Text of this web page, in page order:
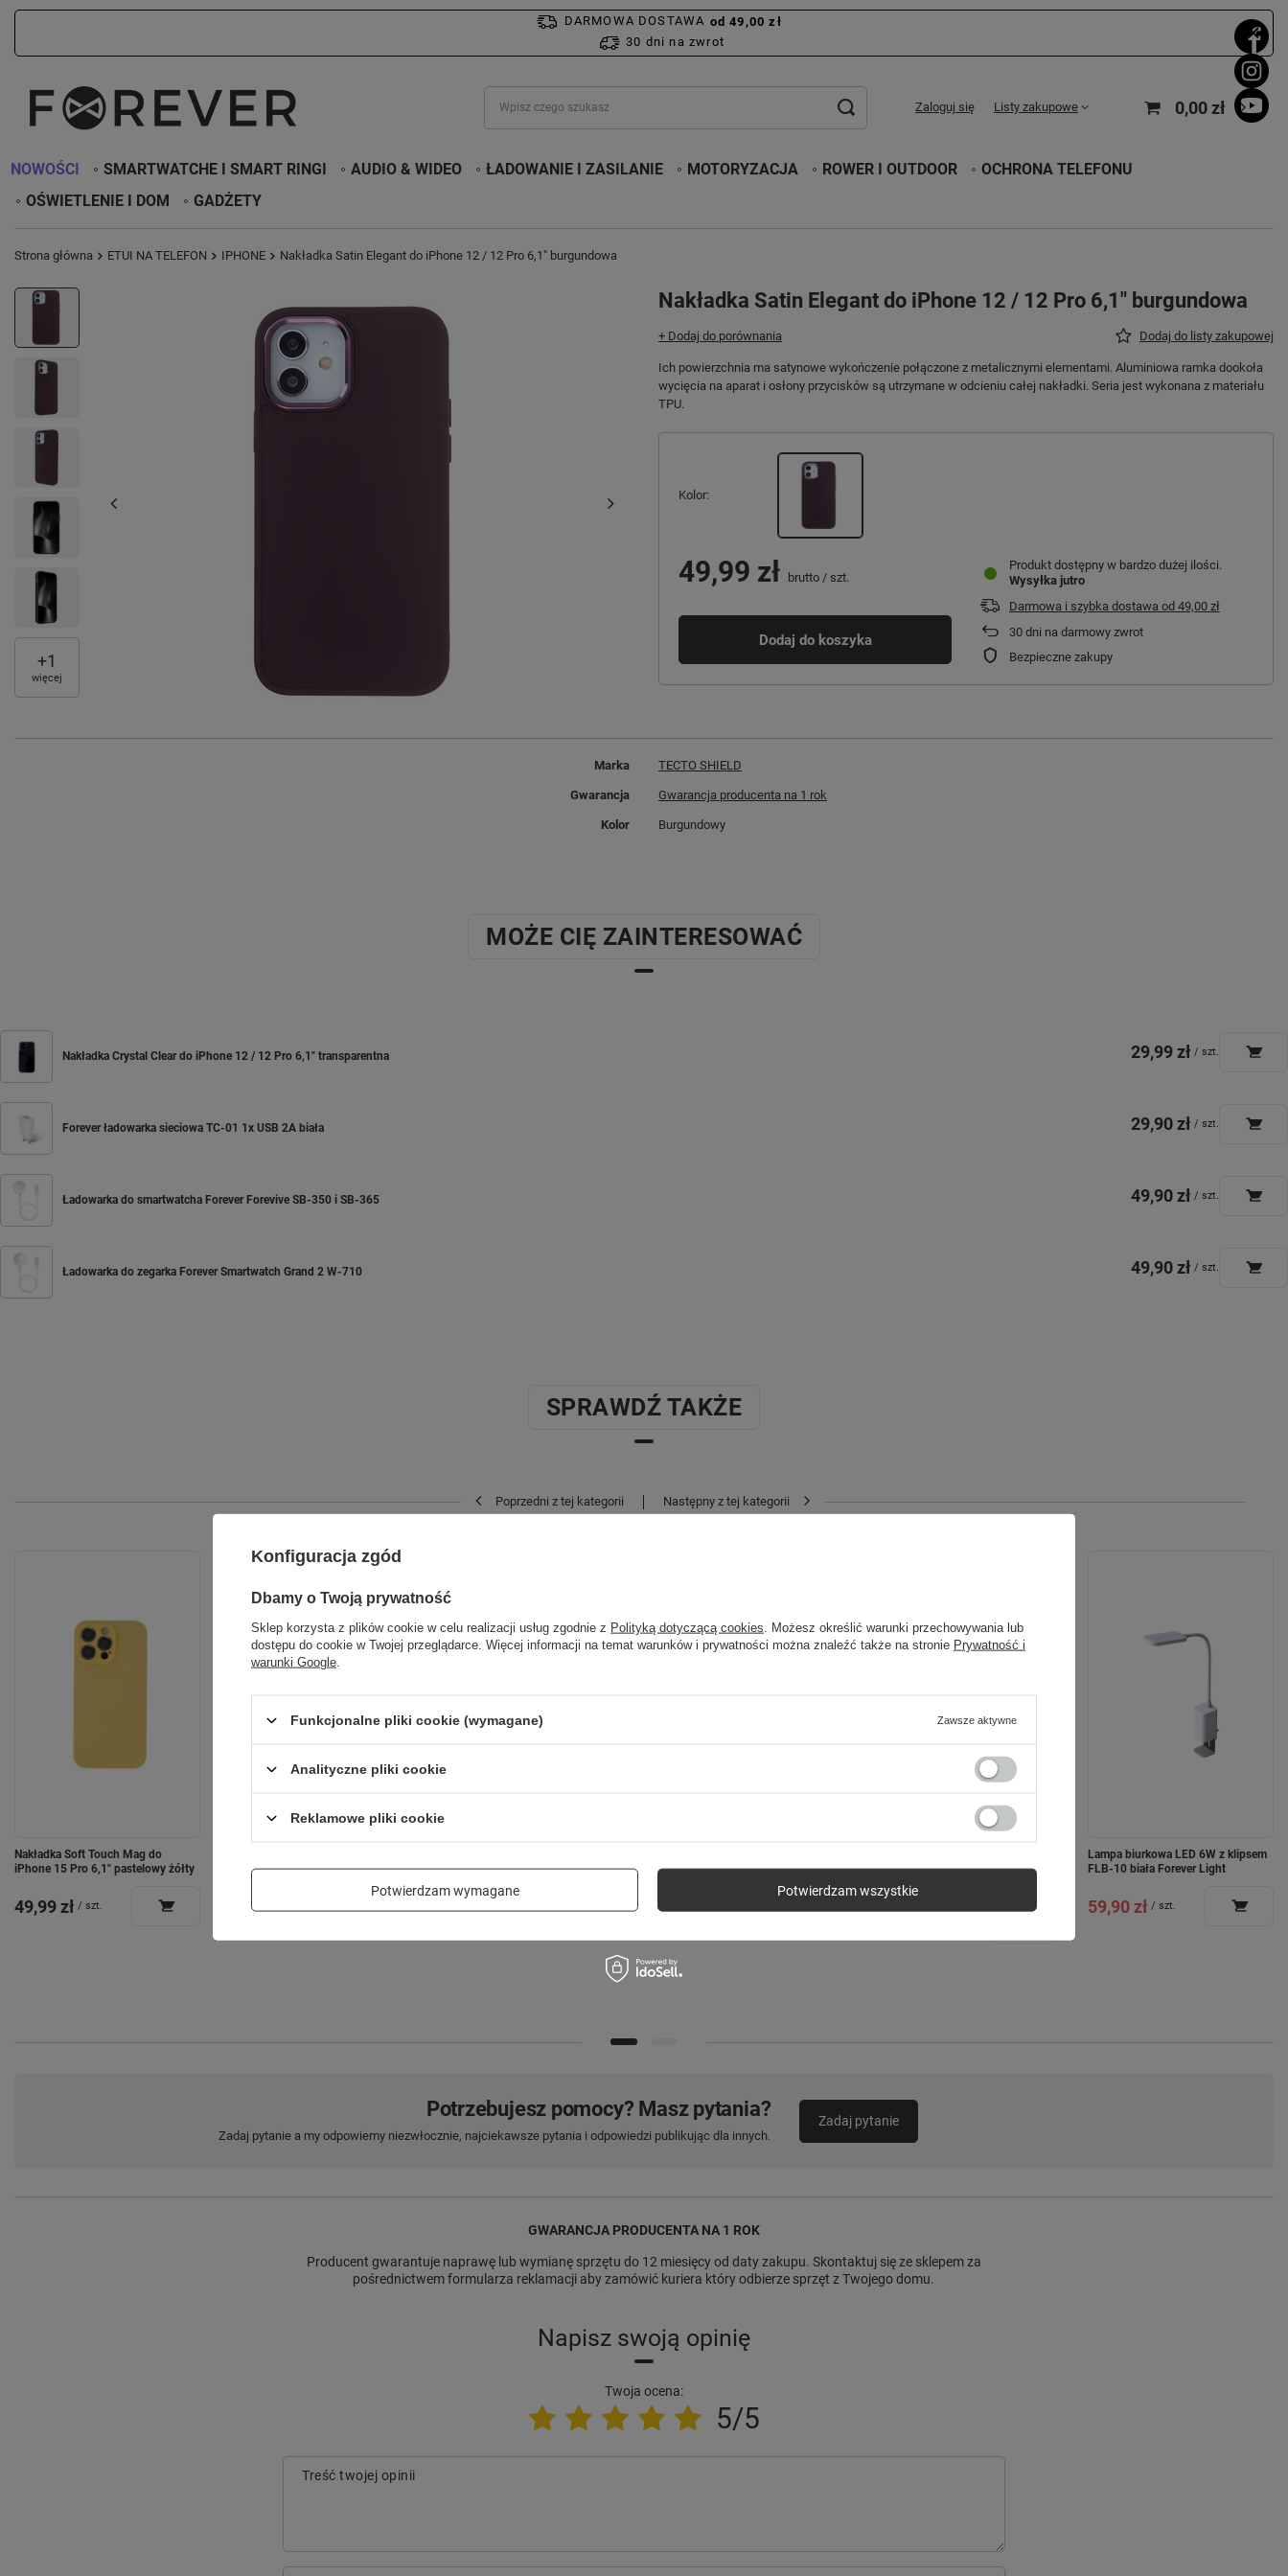
DARMOWA DOSTAWA od 49,00 zł
30 dni na zwrot
Zaloguj się Listy zakupowe 0,00 zł
NOWOŚCI SMARTWATCHE I SMART RINGI AUDIO & WIDEO ŁADOWANIE I ZASILANIE MOTORYZACJA ROWER I OUTDOOR
OCHRONA TELEFONU
OŚWIETLENIE I DOM
GADŻETY
Strona główna ETUI NA TELEFON IPHONE Nakładka Satin Elegant do iPhone 12 / 12 Pro 6,1" burgundowa
+1
więcej
Nakładka Satin Elegant do iPhone 12 / 12 Pro 6,1" burgundowa
+ Dodaj do porównania Dodaj do listy zakupowej
Ich powierzchnia ma satynowe wykończenie połączone z metalicznymi elementami. Aluminiowa ramka dookoła
wycięcia na aparat i osłony przycisków są utrzymane w odcieniu całej nakładki. Seria jest wykonana z materiału
TPU.
Kolor
49,99 zł brutto / szt.
Dodaj do koszyka
Produkt dostępny w bardzo dużej ilości
Wysyłka jutro
Darmowa i szybka dostawa od 49,00 zł
30 dni na darmowy zwrot
Bezpieczne zakupy
Marka TECTO SHIELD
Gwarancja Gwarancja producenta na 1 rok
Kolor Burgundowy
MOŻE CIĘ ZAINTERESOWAĆ
Nakładka Crystal Clear do iPhone 12 / 12 Pro 6,1" transparentna 29,99 zł / szt.
Forever ładowarka sieciowa TC-01 1x USB 2A biała 29,90 zł / szt.
Ładowarka do smartwatcha Forever Forevive SB-350 i SB-365 49,90 zł / szt.
Ładowarka do zegarka Forever Smartwatch Grand 2 W-710 49,90 zł / szt.
SPRAWDŹ TAKŻE
Poprzedni z tej kategorii
Nakładka Soft Touch Mag do
iPhone 15 Pro 6,1" pastelowy żółty
49,99 zł / szt.
Bluetooth AMS-200 Różowy
119,99 zł
Czarna
59,00 zł
iPhone 16 6,1"
24,90 zł
iPhone 14 Pro 6,1" pastelowy
różowy
Lampa biurkowa LED 6W z klipsem
FLB-10 biała Forever Light
59,90 zł / szt.
Następny z tej kategorii
Potrzebujesz pomocy? Masz pytania?
Zadaj pytanie a my odpowiemy niezwłocznie, najciekawsze pytania i odpowiedzi publikując dla innych.
Zadaj pytanie
GWARANCJA PRODUCENTA NA 1 ROK
Producent gwarantuje naprawę lub wymianę sprzętu do 12 miesięcy od daty zakupu. Skontaktuj się ze sklepem za
pośrednictwem formularza reklamacji aby zamówić kuriera który odbierze sprzęt z Twojego domu.
Napisz swoją opinię
Twoja ocena:
5/5
Treść twojej opinii
Konfiguracja zgód
Dbamy o Twoją prywatność
Sklep korzysta z plików cookie w celu realizacji usług zgodnie z Polityką dotyczącą cookies . Możesz określić warunki przechowywania lub
dostępu do cookie w Twojej przeglądarce. Więcej informacji na temat warunków i prywatności można znaleźć także na stronie Prywatność i
warunki Google
Funkcjonalne pliki cookie (wymagane) Zawsze aktywne
Analityczne pliki cookie
Reklamowe pliki cookie
Potwierdzam wymagane Potwierdzam wszystkie